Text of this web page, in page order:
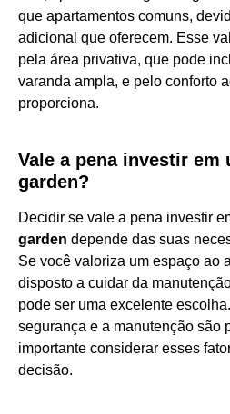
que apartamentos comuns,
adicional que oferecem. Esse
pela área privativa, que pode
varanda ampla, e pelo conforto
proporciona.
Vale a pena investir em
garden?
Decidir se vale a pena investir
garden depende das suas
Se você valoriza um espaço ao
disposto a cuidar da
pode ser uma excelente
segurança e a manutenção são
importante considerar esses
decisão.